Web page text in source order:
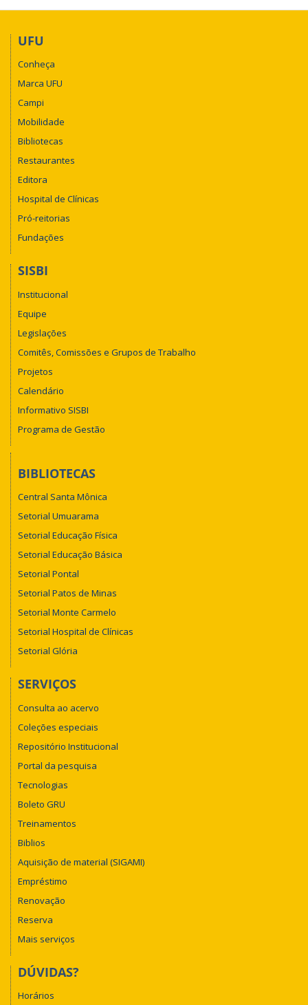
UFU
Conheça
Marca UFU
Campi
Mobilidade
Bibliotecas
Restaurantes
Editora
Hospital de Clínicas
Pró-reitorias
Fundações
SISBI
Institucional
Equipe
Legislações
Comitês, Comissões e Grupos de Trabalho
Projetos
Calendário
Informativo SISBI
Programa de Gestão
BIBLIOTECAS
Central Santa Mônica
Setorial Umuarama
Setorial Educação Física
Setorial Educação Básica
Setorial Pontal
Setorial Patos de Minas
Setorial Monte Carmelo
Setorial Hospital de Clínicas
Setorial Glória
SERVIÇOS
Consulta ao acervo
Coleções especiais
Repositório Institucional
Portal da pesquisa
Tecnologias
Boleto GRU
Treinamentos
Biblios
Aquisição de material (SIGAMI)
Empréstimo
Renovação
Reserva
Mais serviços
DÚVIDAS?
Horários